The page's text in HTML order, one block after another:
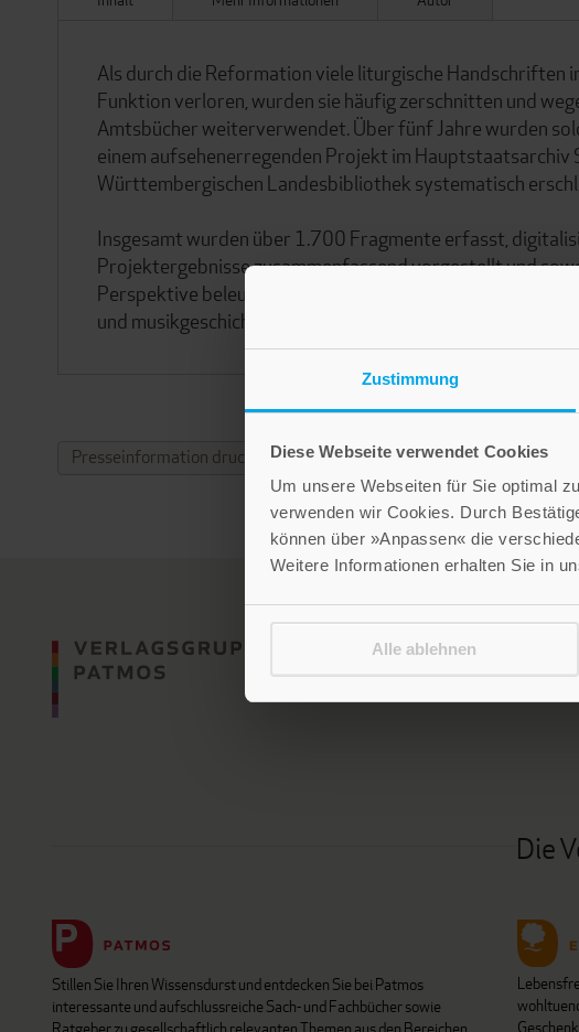
Zustimmung
Diese Webseite verwendet Cookies
Um unsere Webseiten für Sie optimal
verwenden wir Cookies. Durch
können über »Anpassen« die
Weitere Informationen erhalten Sie in
Alle ablehnen
Als durch die Reformation viele liturgische
Funktion verloren, wurden sie häufig zerschnitten und
Amtsbücher weiterverwendet. Über fünf Jahre wurden
einem aufsehenerregenden Projekt im
Württembergischen Landesbibliothek systematisch
Insgesamt wurden über 1.700 Fragmente erfasst,
Projektergebnisse zusammenfassend vorgestellt und
Perspektive beleuchtet. In einem Katalogteil werden
und musikgeschichtlichen Kontext eingeordnet.
Presseinformation drucken
Die
Stillen Sie Ihren Wissensdurst und entdecken Sie bei Patmos
interessante und aufschlussreiche Sach- und Fachbücher sowie